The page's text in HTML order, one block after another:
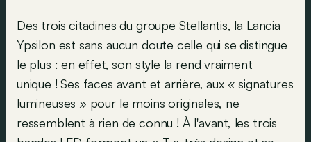
Des trois citadines du groupe Stellantis, la Lancia
Ypsilon est sans aucun doute celle qui se distingue
le plus : en effet, son style la rend vraiment
unique ! Ses faces avant et arrière, aux « signatures
lumineuses » pour le moins originales, ne
ressemblent à rien de connu ! À l'avant, les trois